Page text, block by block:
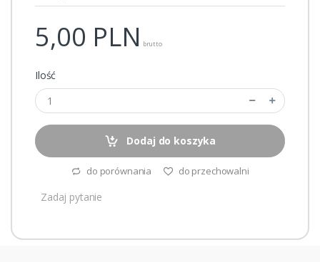
5,00 PLN brutto
Ilość
Dodaj do koszyka
do porównania do przechowalni
Zadaj pytanie